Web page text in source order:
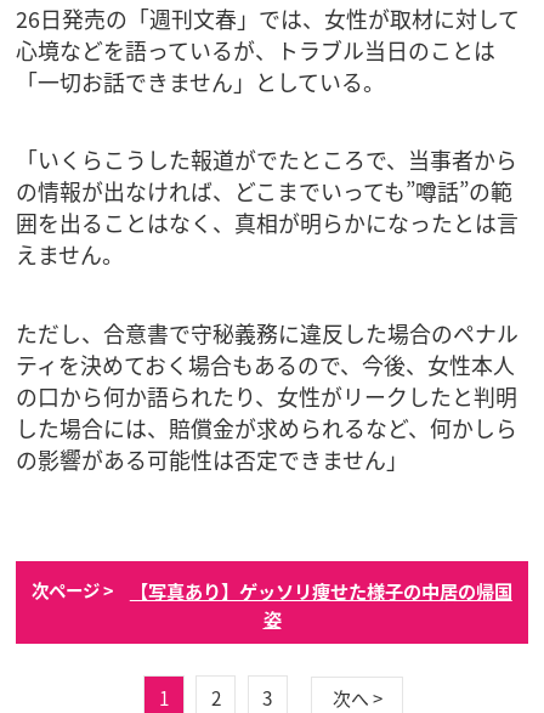
26日発売の「週刊文春」では、女性が取材に対して
心境などを語っているが、トラブル当日のことは
「一切お話できません」としている。
「いくらこうした報道がでたところで、当事者から
の情報が出なければ、どこまでいっても”噂話”の範
囲を出ることはなく、真相が明らかになったとは言
えません。
ただし、合意書で守秘義務に違反した場合のペナル
ティを決めておく場合もあるので、今後、女性本人
の口から何か語られたり、女性がリークしたと判明
した場合には、賠償金が求められるなど、何かしら
の影響がある可能性は否定できません」
次ページ >
【写真あり】ゲッソリ痩せた様子の中居の帰国
姿
1 2 3 次へ >